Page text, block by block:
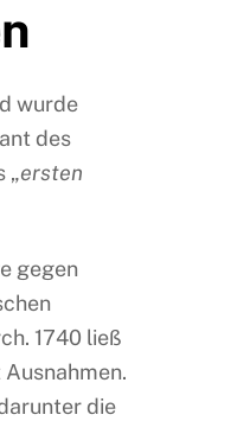
wurde
des
„ersten
gegen
1740 ließ
die